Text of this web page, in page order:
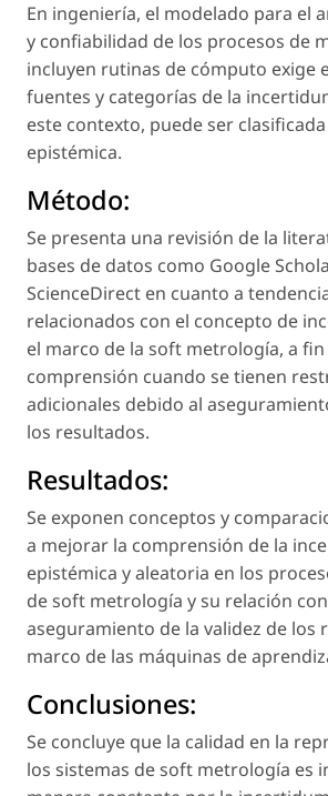
En ingeniería, el modelado para el
y confiabilidad de los procesos de
incluyen rutinas de cómputo exige
fuentes y categorías de la
este contexto, puede ser
epistémica.
Método:
Se presenta una revisión de la
bases de datos como Google
ScienceDirect en cuanto a
relacionados con el concepto de
el marco de la soft metrología, a
comprensión cuando se tienen
adicionales debido al
los resultados.
Resultados:
Se exponen conceptos y
a mejorar la comprensión de la
epistémica y aleatoria en los
de soft metrología y su relación
aseguramiento de la validez de los
marco de las máquinas de
Conclusiones:
Se concluye que la calidad en la
los sistemas de soft metrología es